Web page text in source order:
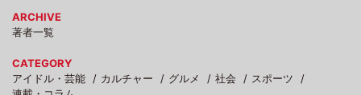
ARCHIVE
著者一覧
CATEGORY
アイドル・芸能
カルチャー グルメ 社会
スポーツ